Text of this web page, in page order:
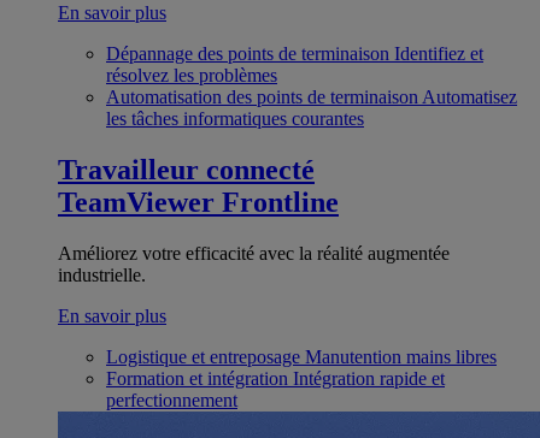
En savoir plus
Dépannage des points de terminaison Identifiez et
résolvez les problèmes
Automatisation des points de terminaison Automatisez
les tâches informatiques courantes
Travailleur connecté
TeamViewer Frontline
Améliorez votre efficacité avec la réalité augmentée
industrielle.
En savoir plus
Logistique et entreposage Manutention mains libres
Formation et intégration Intégration rapide et
perfectionnement